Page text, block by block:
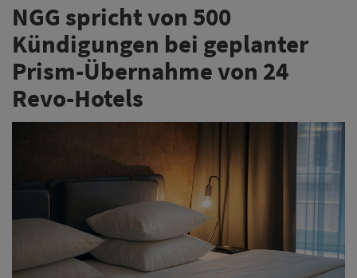
NGG spricht von 500
Kündigungen bei geplanter
Prism-Übernahme von 24
Revo-Hotels